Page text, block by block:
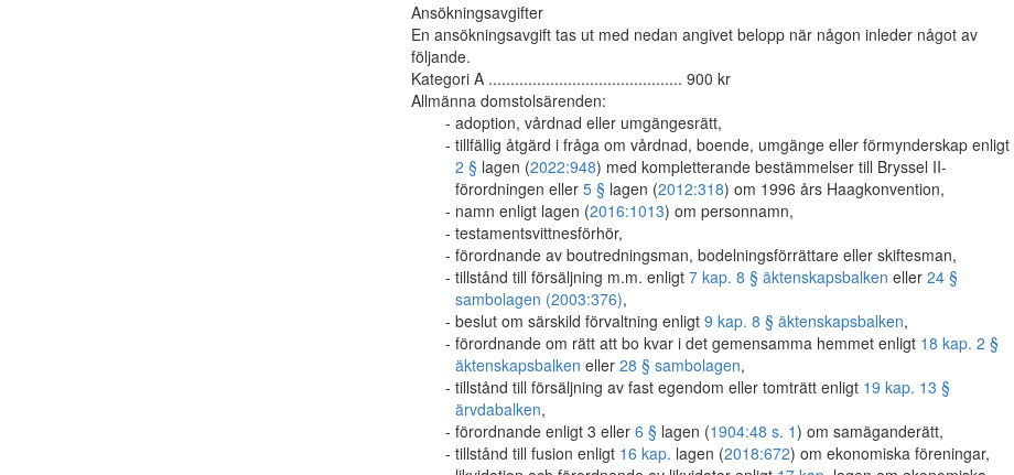
Ansökningsavgifter
En ansökningsavgift tas ut med nedan angivet belopp när någon inleder något av
följande.
Kategori A ............................................ 900 kr
Allmänna domstolsärenden:
adoption, vårdnad eller umgängesrätt,
tillfällig åtgärd i fråga om vårdnad, boende, umgänge eller förmynderskap enligt
2 § lagen (2022:948) med kompletterande bestämmelser till Bryssel II-
förordningen eller 5 § lagen (2012:318) om 1996 års Haagkonvention,
namn enligt lagen (2016:1013) om personnamn,
testamentsvittnesförhör,
förordnande av boutredningsman, bodelningsförrättare eller skiftesman,
tillstånd till försäljning m.m. enligt 7 kap. 8 § äktenskapsbalken eller 24 §
sambolagen (2003:376),
beslut om särskild förvaltning enligt 9 kap. 8 § äktenskapsbalken,
förordnande om rätt att bo kvar i det gemensamma hemmet enligt 18 kap. 2 §
äktenskapsbalken eller 28 § sambolagen,
tillstånd till försäljning av fast egendom eller tomträtt enligt 19 kap. 13 §
ärvdabalken,
förordnande enligt 3 eller 6 § lagen (1904:48 s. 1) om samäganderätt,
tillstånd till fusion enligt 16 kap. lagen (2018:672) om ekonomiska föreningar,